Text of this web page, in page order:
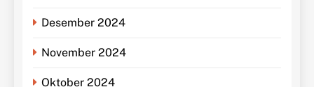
Desember 2024
November 2024
Oktober 2024